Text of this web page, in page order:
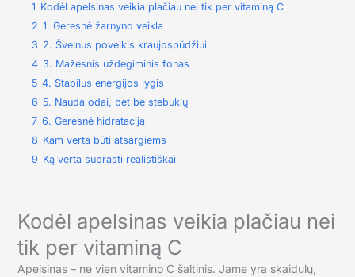
1 Kodėl apelsinas veikia plačiau nei tik per vitaminą C
2 1. Geresnė žarnyno veikla
3 2. Švelnus poveikis kraujospūdžiui
4 3. Mažesnis uždegiminis fonas
5 4. Stabilus energijos lygis
6 5. Nauda odai, bet be stebuklų
7 6. Geresnė hidratacija
8 Kam verta būti atsargiems
9 Ką verta suprasti realistiškai
Kodėl apelsinas veikia plačiau nei
tik per vitaminą C
Apelsinas – ne vien vitamino C šaltinis. Jame yra skaidulų,